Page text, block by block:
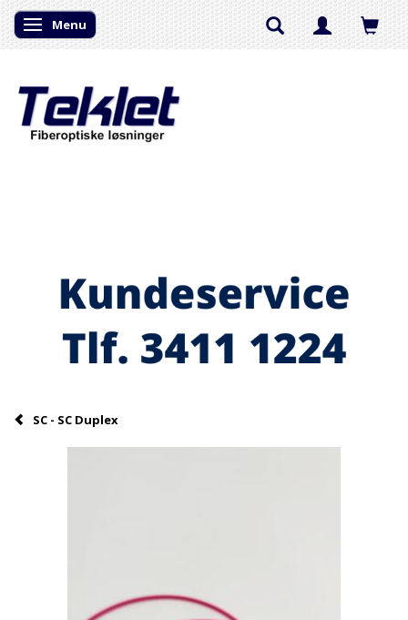
Skifte navigation
Menu
SC - SC Duplex